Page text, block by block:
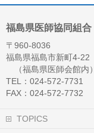
福島県医師協同組合
〒960-8036
福島県福島市新町4-22
（福島県医師会館内）
TEL：024-572-7731
FAX：024-572-7732
TOPICS